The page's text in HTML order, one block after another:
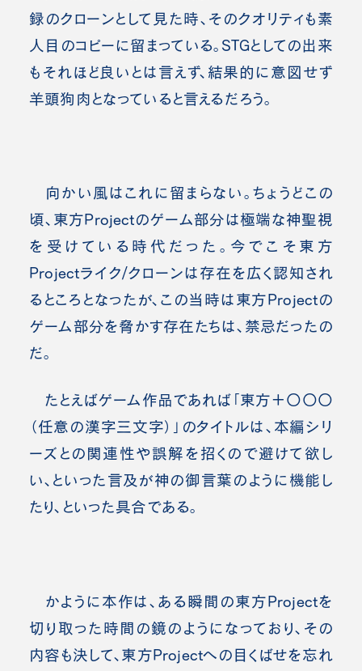
録のクローンとして見た時、そのクオリティも素
人目のコピーに留まっている。STGとしての出来
もそれほど良いとは言えず、結果的に意図せず
羊頭狗肉となっていると言えるだろう。
向かい風はこれに留まらない。ちょうどこの
頃、東方Projectのゲーム部分は極端な神聖視
を受けている時代だった。今でこそ東方
Projectライク/クローンは存在を広く認知され
るところとなったが、この当時は東方Projectの
ゲーム部分を脅かす存在たちは、禁忌だったの
だ。
たとえばゲーム作品であれば「東方＋〇〇〇
（任意の漢字三文字）」のタイトルは、本編シリ
ーズとの関連性や誤解を招くので避けて欲し
い、といった言及が神の御言葉のように機能し
たり、といった具合である。
かように本作は、ある瞬間の東方Projectを
切り取った時間の鏡のようになっており、その
内容も決して、東方Projectへの目くばせを忘れ